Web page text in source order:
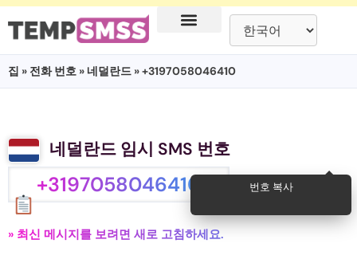
집 » 전화 번호 » 네덜란드 » +3197058046410
네덜란드 임시 SMS 번호
+3197058046410 번호 복사
» 최신 메시지를 보려면 새로 고침하세요.